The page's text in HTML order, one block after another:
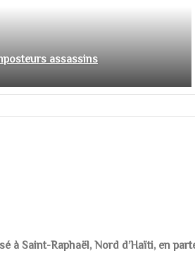
assassins
Saint-Raphaël, Nord d’Haïti, en